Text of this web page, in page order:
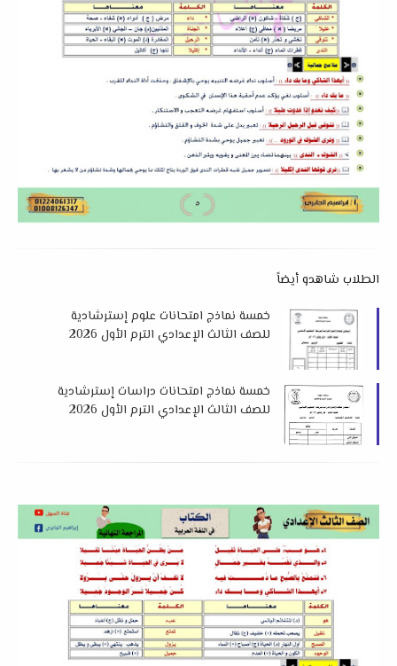
الطلاب شاهدو أيضاً
خمسة نماذج امتحانات علوم إسترشادية
للصف الثالث الإعدادي الترم الأول 2026
خمسة نماذج امتحانات دراسات إسترشادية
للصف الثالث الإعدادي الترم الأول 2026